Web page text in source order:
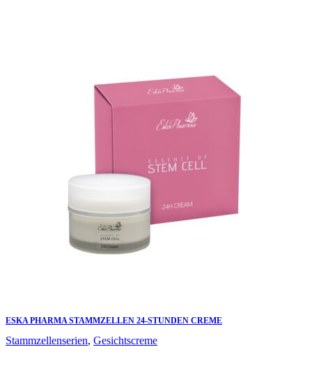
ESKA PHARMA STAMMZELLEN 24-STUNDEN CREME
Stammzellenserien, Gesichtscreme